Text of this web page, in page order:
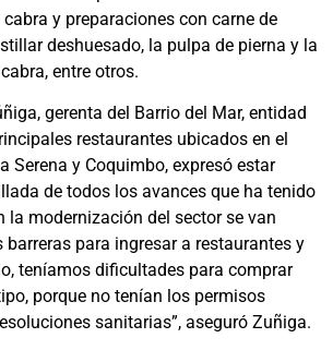
y preparaciones con carne de
deshuesado, la pulpa de pierna y la
entre otros.
gerenta del Barrio del Mar, entidad
restaurantes ubicados en el
Serena y Coquimbo, expresó estar
de todos los avances que ha tenido
la modernización del sector se van
para ingresar a restaurantes y
teníamos dificultades para comprar
porque no tenían los permisos
sanitarias”, aseguró Zuñiga.